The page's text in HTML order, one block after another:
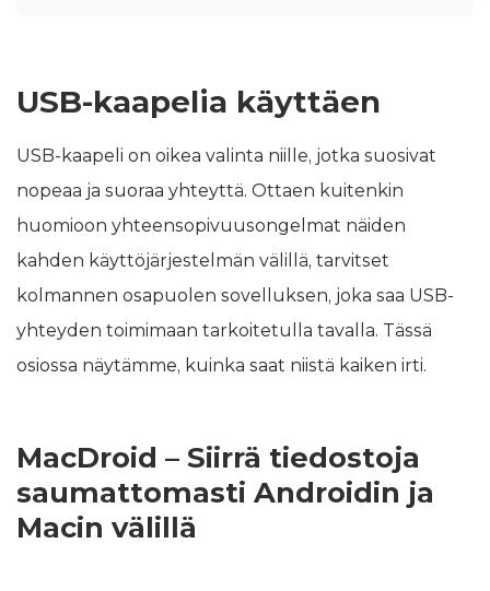
USB-kaapelia käyttäen
USB-kaapeli on oikea valinta niille, jotka suosivat
nopeaa ja suoraa yhteyttä. Ottaen kuitenkin
huomioon yhteensopivuusongelmat näiden
kahden käyttöjärjestelmän välillä, tarvitset
kolmannen osapuolen sovelluksen, joka saa USB-
yhteyden toimimaan tarkoitetulla tavalla. Tässä
osiossa näytämme, kuinka saat niistä kaiken irti.
MacDroid – Siirrä tiedostoja
saumattomasti Androidin ja
Macin välillä